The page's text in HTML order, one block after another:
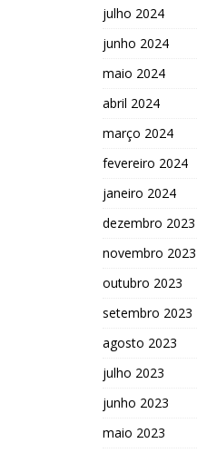
julho 2024
junho 2024
maio 2024
abril 2024
março 2024
fevereiro 2024
janeiro 2024
dezembro 2023
novembro 2023
outubro 2023
setembro 2023
agosto 2023
julho 2023
junho 2023
maio 2023